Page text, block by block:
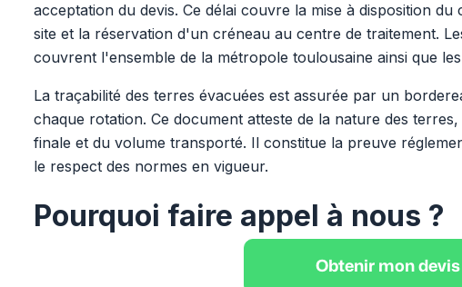
acceptation du devis. Ce délai couvre la mise à disposition
site et la réservation d'un créneau au centre de traitement.
couvrent l'ensemble de la métropole toulousaine ainsi que
La traçabilité des terres évacuées est assurée par un
chaque rotation. Ce document atteste de la nature des
finale et du volume transporté. Il constitue la preuve
le respect des normes en vigueur.
Pourquoi faire appel à nous ?
Obtenir mon devis